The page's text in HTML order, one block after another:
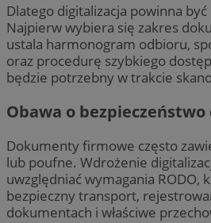
Dlatego digitalizacja powinna
Najpierw wybiera się zakres
ustala harmonogram odbioru,
oraz procedurę szybkiego
będzie potrzebny w trakcie
Obawa o bezpieczeństwo
Dokumenty firmowe często
lub poufne. Wdrożenie
uwzględniać wymagania RODO,
bezpieczny transport,
dokumentach i właściwe